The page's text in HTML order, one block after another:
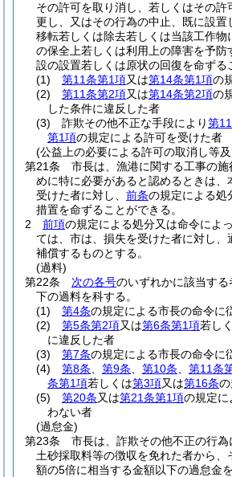
その許可を取り消し、若しくはその許
更し、又はその行為の中止、既に設置
移転若しくは除去若しくは当該工作物
の保全上若しくは利用上の障害を予防
設の設置若しくは原状の回復を命ずる
(1)
第11条第1項又は第14条第1項の
(2)
第11条第2項又は第14条第2項の
した条件に違反した者
(3)
詐欺その他不正な手段により第
第1項の規定による許可を受けた者
(公益上の必要による許可の取消し等
第21条
市長は、漁港に関する工事の
めに特に必要があると認めるときは、
受けた者に対し、 前条の規定による処
措置を命ずることができる。
2
前項の規定による処分又は命令によ
ては、市は、損失を受けた者に対し、
補償するものとする。
(過料)
第22条
次の各号のいずれかに該当す
下の過料を科する。
(1)
第4条の規定による市長の命令に
(2)
第5条第2項又は第6条第1項若し
に違反した者
(3)
第7条の規定による市長の命令に
(4)
第8条 第9条 第10条 第11条
条第1項若しくは第3項又は第16条
(5)
第20条又は第21条第1項の規定に
わない者
(過怠金)
第23条
市長は、詐欺その他不正の行
土砂採取料等の徴収を免れた者から、
額の5倍に相当する金額以下の過怠金を